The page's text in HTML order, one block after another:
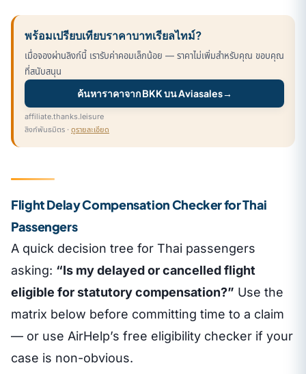
พร้อมเปรียบเทียบราคาบาทเรียลไทม์?
เมื่อจองผ่านลิงก์นี้ เรารับค่าคอมเล็กน้อย — ราคาไม่เพิ่มสำหรับคุณ ขอบคุณ
ที่สนับสนุน
ค้นหาราคาจาก BKK บน Aviasales→
affiliate.thanks.leisure
ลิงก์พันธมิตร · ดูรายละเอียด
Flight Delay Compensation Checker for Thai
Passengers
A quick decision tree for Thai passengers
asking: “Is my delayed or cancelled flight
eligible for statutory compensation?” Use the
matrix below before committing time to a claim
— or use AirHelp’s free eligibility checker if your
case is non-obvious.